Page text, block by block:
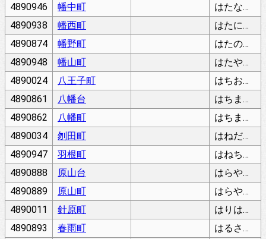
4890946
幡中町
はたなかちょう
4890938
幡西町
はたにしちょう
4890874
幡野町
はたのちょう
4890948
幡山町
はたやまちょう
4890024
八王子町
はちおうじちょう
4890861
八幡台
はちまんだい
4890862
八幡町
はちまんちょう
4890034
刎田町
はねだちょう
4890947
羽根町
はねちょう
4890888
原山台
はらやまだい
4890889
原山町
はらやまちょう
4890011
針原町
はりはらちょう
4890893
春雨町
はるさめちょう